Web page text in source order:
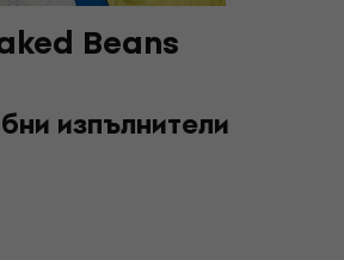
Beans
изпълнители